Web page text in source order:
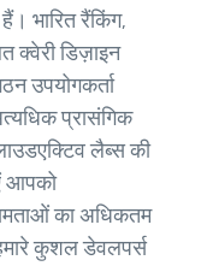
भारित रैंकिंग,
डिज़ाइन
उपयोगकर्ता
प्रासंगिक
लैब्स की
आपको
का अधिकतम
कुशल डेवलपर्स